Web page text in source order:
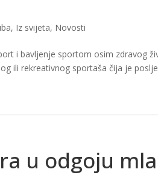
, Iz svijeta, Novosti
i bavljenje sportom osim zdravog
ili rekreativnog sportaša čija je
u odgoju